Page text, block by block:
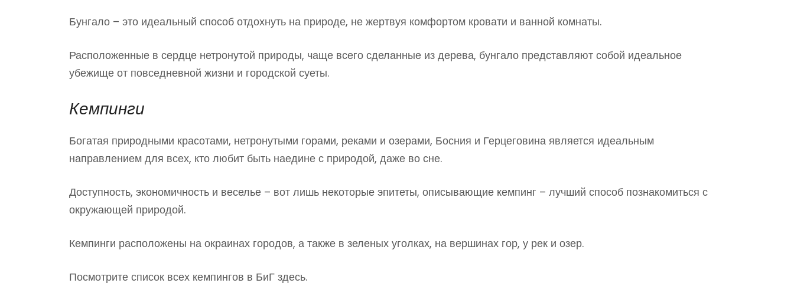
Бунгало – это идеальный способ отдохнуть на природе, не жертвуя комфортом кровати и ванной комнаты.
Расположенные в сердце нетронутой природы, чаще всего сделанные из дерева, бунгало представляют собой идеальное
убежище от повседневной жизни и городской суеты.
Кемпинги
Богатая природными красотами, нетронутыми горами, реками и озерами, Босния и Герцеговина является идеальным
направлением для всех, кто любит быть наедине с природой, даже во сне.
Доступность, экономичность и веселье – вот лишь некоторые эпитеты, описывающие кемпинг – лучший способ познакомиться с
окружающей природой.
Кемпинги расположены на окраинах городов, а также в зеленых уголках, на вершинах гор, у рек и озер.
Посмотрите список всех кемпингов в БиГ здесь.